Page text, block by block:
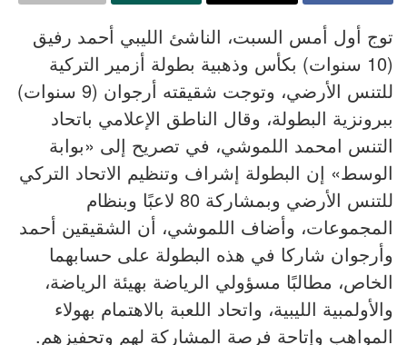
توج أول أمس السبت، الناشئ الليبي أحمد رفيق
(10 سنوات) بكأس وذهبية بطولة أزمير التركية
للتنس الأرضي، وتوجت شقيقته أرجوان (9 سنوات)
ببرونزية البطولة، وقال الناطق الإعلامي باتحاد
التنس امحمد اللموشي، في تصريح إلى «بوابة
الوسط» إن البطولة إشراف وتنظيم الاتحاد التركي
للتنس الأرضي وبمشاركة 80 لاعبًا وبنظام
المجموعات، وأضاف اللموشي، أن الشقيقين أحمد
وأرجوان شاركا في هذه البطولة على حسابهما
الخاص، مطالبًا مسؤولي الرياضة بهيئة الرياضة،
والأولمبية الليبية، واتحاد اللعبة بالاهتمام بهولاء
المواهب وإتاحة فرصة المشاركة لهم وتحفيزهم.